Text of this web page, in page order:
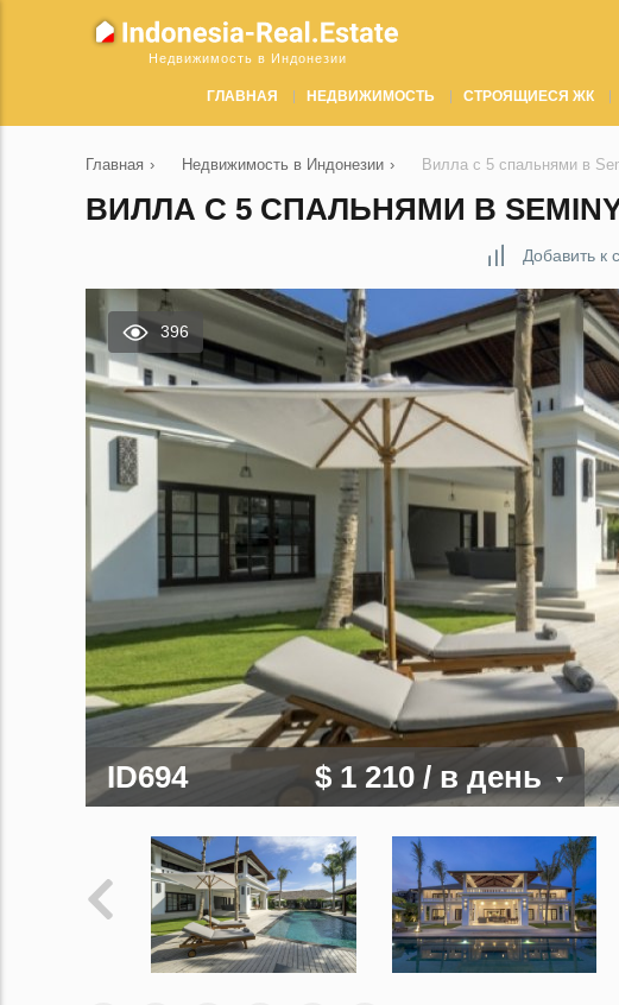
Недвижимость в Индонезии
ГЛАВНАЯ НЕДВИЖИМОСТЬ СТРОЯЩИЕСЯ ЖК
Главная › Недвижимость в Индонезии › Вилла с 5 спальнями в
ВИЛЛА С 5 СПАЛЬНЯМИ В
Добавить к
396
ID694 $ 1 210 / в день